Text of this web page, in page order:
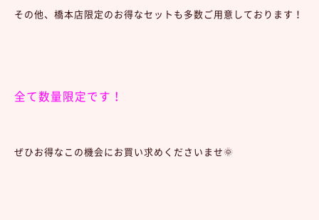
その他、橋本店限定のお得なセットも多数ご用意しております！
全て数量限定です！
ぜひお得なこの機会にお買い求めくださいませ🌞